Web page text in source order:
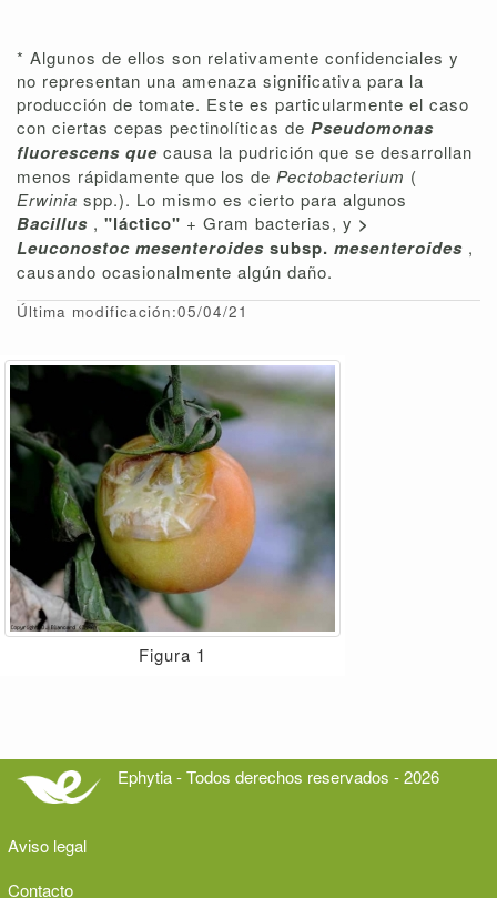
* Algunos de ellos son relativamente confidenciales y
no representan una amenaza significativa para la
producción de tomate. Este es particularmente el caso
con ciertas cepas pectinolíticas de Pseudomonas
fluorescens que causa la pudrición que se desarrollan
menos rápidamente que los de Pectobacterium (
Erwinia spp.). Lo mismo es cierto para algunos
Bacillus , "láctico" + Gram bacterias, y >
Leuconostoc mesenteroides subsp. mesenteroides ,
causando ocasionalmente algún daño.
Última modificación:05/04/21
Figura 1
Ephytia - Todos derechos reservados - 2026
Aviso legal
Contacto